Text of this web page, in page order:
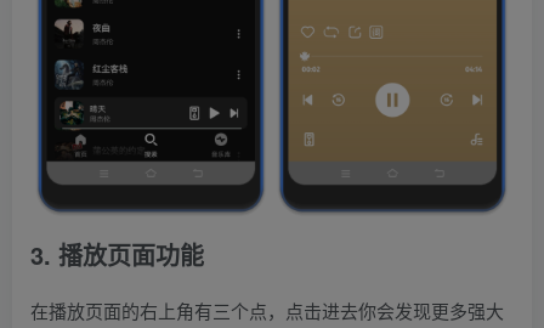
3. 播放页面功能
在播放页面的右上角有三个点，点击进去你会发现更多强大